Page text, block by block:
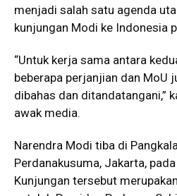
menjadi salah satu agenda
kunjungan Modi ke Indonesia
“Untuk kerja sama antara
beberapa perjanjian dan MoU
dibahas dan ditandatangani,”
awak media.
Narendra Modi tiba di
Perdanakusuma, Jakarta,
Kunjungan tersebut